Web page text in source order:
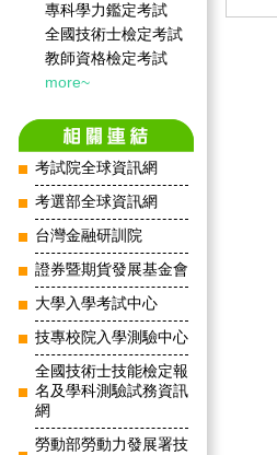
專科學力鑑定考試
全國技術士檢定考試
教師資格檢定考試
more~
考試院全球資訊網
考選部全球資訊網
台灣金融研訓院
證券暨期貨發展基金會
大學入學考試中心
技專校院入學測驗中心
全國技術士技能檢定報
名及學科測驗試務資訊
網
勞動部勞動力發展署技